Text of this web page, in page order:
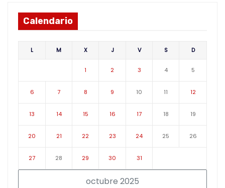
Calendario
octubre 2025
L M X J V S D
1 2 3 4 5
6 7 8 9 10 11 12
13 14 15 16 17 18 19
20 21 22 23 24 25 26
27 28 29 30 31